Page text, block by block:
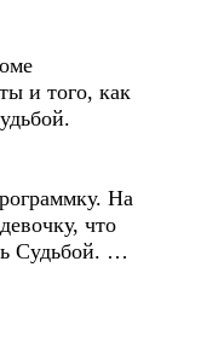
и того, как
На
что
Судьбой. …